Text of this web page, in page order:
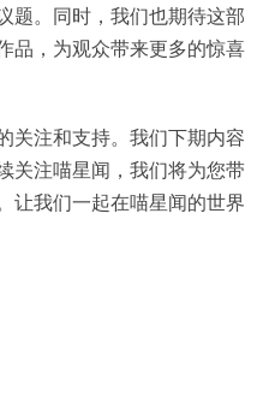
题。同时，我们也期待这部
品，为观众带来更多的惊喜
关注和支持。我们下期内容
关注喵星闻，我们将为您带
让我们一起在喵星闻的世界